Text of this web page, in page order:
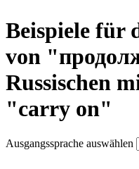
Beispiele für
von
Russischen
"carry on"
Ausgangssprache auswählen